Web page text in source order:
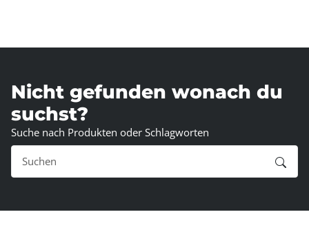
Nicht gefunden wonach du
suchst?
Suche nach Produkten oder Schlagworten